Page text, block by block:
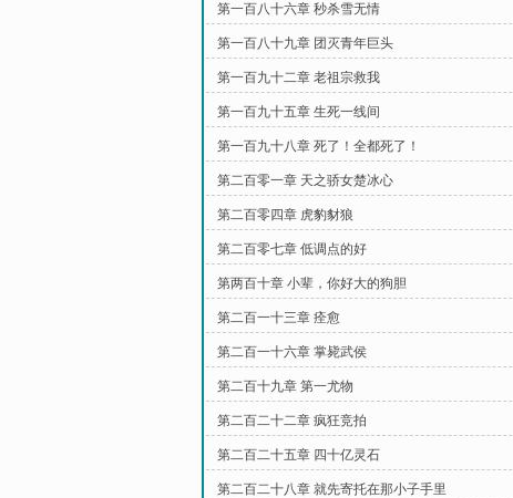
第一百八十六章 秒杀雪无情
第一百八十九章 团灭青年巨头
第一百九十二章 老祖宗救我
第一百九十五章 生死一线间
第一百九十八章 死了！全都死了！
第二百零一章 天之骄女楚冰心
第二百零四章 虎豹豺狼
第二百零七章 低调点的好
第两百十章 小辈，你好大的狗胆
第二百一十三章 痊愈
第二百一十六章 掌毙武侯
第二百十九章 第一尤物
第二百二十二章 疯狂竞拍
第二百二十五章 四十亿灵石
第二百二十八章 就先寄托在那小子手里